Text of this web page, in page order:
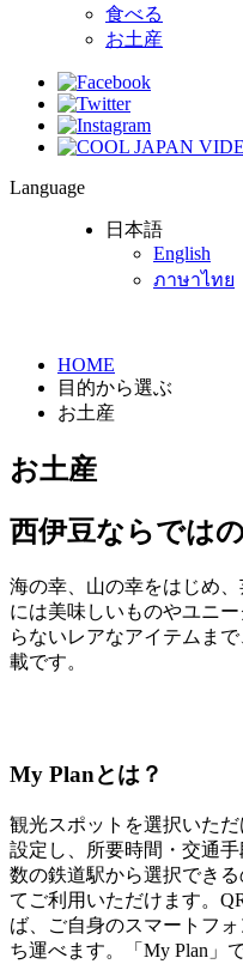
食べる
お土産
Language
日本語
English
ภาษาไทย
HOME
目的から選ぶ
お土産
お土産
西伊豆ならでは
海の幸、山の幸をはじめ
には美味しいものやユニ
らないレアなアイテムま
載です。
My Planとは？
観光スポットを選択いた
設定し、所要時間・交通
数の鉄道駅から選択でき
てご利用いただけます。
ば、ご自身のスマートフ
ち運べます。「My Plan」